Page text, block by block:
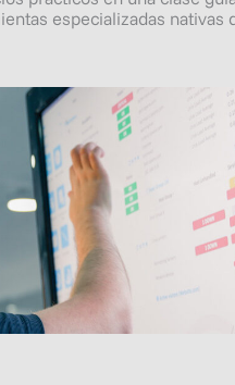
especializadas nativas